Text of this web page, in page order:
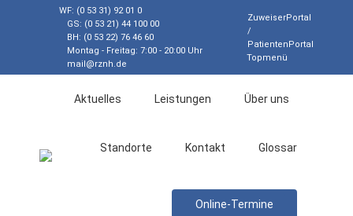
WF: (0 53 31) 92 01 0
GS: (0 53 21) 44 100 00
BH: (0 53 22) 76 46 60
Montag - Freitag: 7:00 - 20:00 Uhr
mail@rznh.de
ZuweiserPortal
/
PatientenPortal
Topmenü
Aktuelles Leistungen Über uns
Standorte Kontakt Glossar
Online-Termine